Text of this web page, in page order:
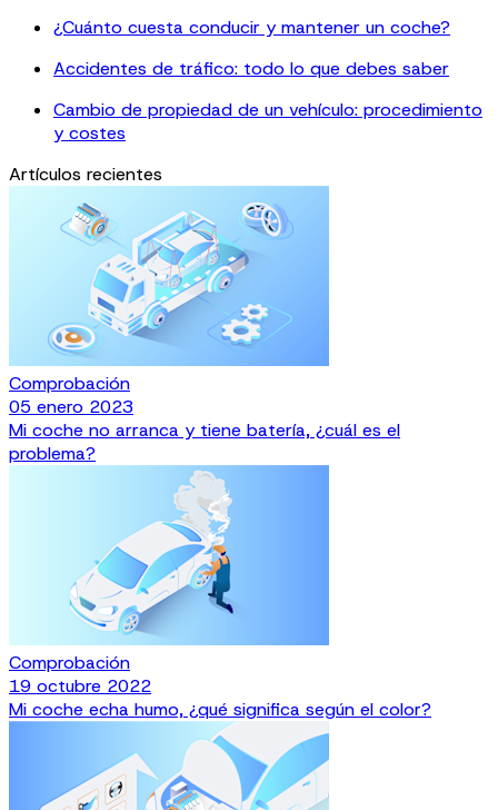
¿Cuánto cuesta conducir y mantener un coche?
Accidentes de tráfico: todo lo que debes saber
Cambio de propiedad de un vehículo: procedimiento
y costes
Artículos recientes
Comprobación
05 enero 2023
Mi coche no arranca y tiene batería, ¿cuál es el
problema?
Comprobación
19 octubre 2022
Mi coche echa humo, ¿qué significa según el color?